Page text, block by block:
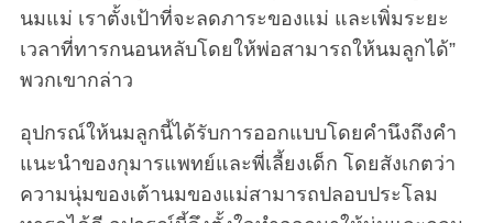
นมแม่ เราตั้งเป้าที่จะลดภาระของแม่ และเพิ่มระยะ
เวลาที่ทารกนอนหลับโดยให้พ่อสามารถให้นมลูกได้”
พวกเขากล่าว
อุปกรณ์ให้นมลูกนี้ได้รับการออกแบบโดยคำนึงถึงคำ
แนะนำของกุมารแพทย์และพี่เลี้ยงเด็ก โดยสังเกตว่า
ความนุ่มของเต้านมของแม่สามารถปลอบประโลม